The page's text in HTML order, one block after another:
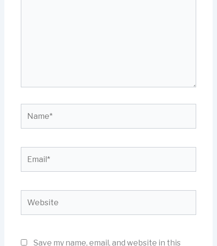
Save my name, email, and website in this